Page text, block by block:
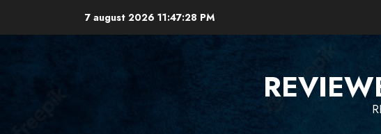
7 august 2026 11:47:29 PM